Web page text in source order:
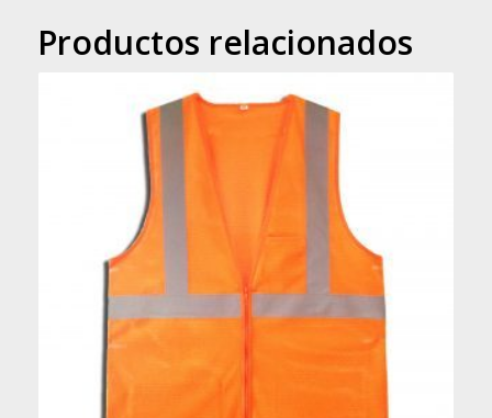
Productos relacionados